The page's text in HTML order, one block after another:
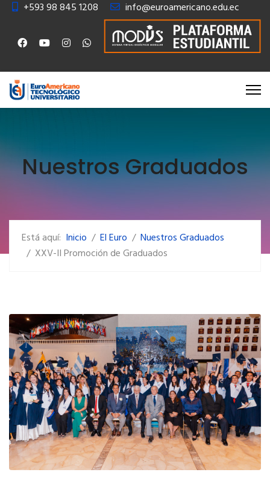
+593 98 845 1208 info@euroamericano.edu.ec
Nuestros Graduados
Está aquí: Inicio El Euro
Nuestros Graduados
XXV-II Promoción de Graduados